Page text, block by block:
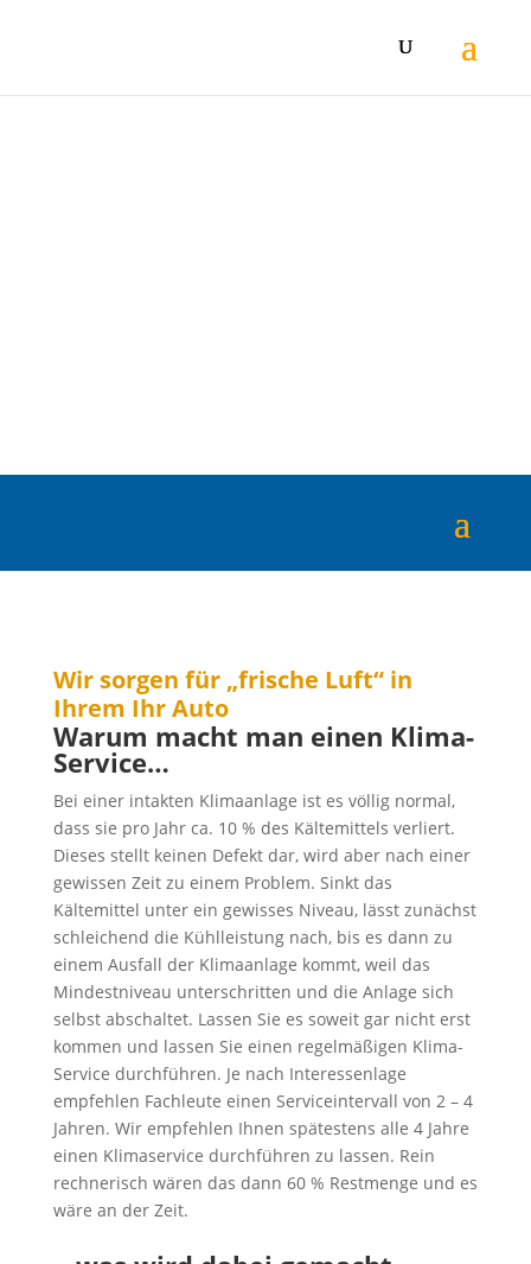
Wir sorgen für „frische Luft“ in
Ihrem Ihr Auto
Warum macht man einen Klima-
Service…
Bei einer intakten Klimaanlage ist es völlig normal,
dass sie pro Jahr ca. 10 % des Kältemittels verliert.
Dieses stellt keinen Defekt dar, wird aber nach einer
gewissen Zeit zu einem Problem. Sinkt das
Kältemittel unter ein gewisses Niveau, lässt zunächst
schleichend die Kühlleistung nach, bis es dann zu
einem Ausfall der Klimaanlage kommt, weil das
Mindestniveau unterschritten und die Anlage sich
selbst abschaltet. Lassen Sie es soweit gar nicht erst
kommen und lassen Sie einen regelmäßigen Klima-
Service durchführen. Je nach Interessenlage
empfehlen Fachleute einen Serviceintervall von 2 – 4
Jahren. Wir empfehlen Ihnen spätestens alle 4 Jahre
einen Klimaservice durchführen zu lassen. Rein
rechnerisch wären das dann 60 % Restmenge und es
wäre an der Zeit.